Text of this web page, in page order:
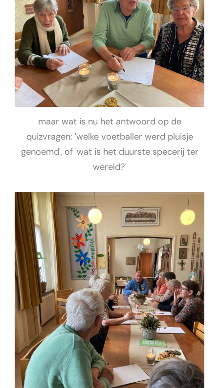
maar wat is nu het antwoord op de
quizvragen: 'welke voetballer werd pluisje
genoemd', of 'wat is het duurste specerij ter
wereld?'